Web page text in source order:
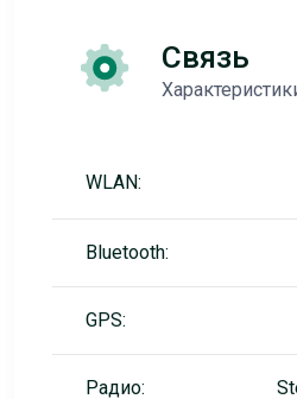
Связь
WLAN:
Bluetooth:
GPS:
Радио: